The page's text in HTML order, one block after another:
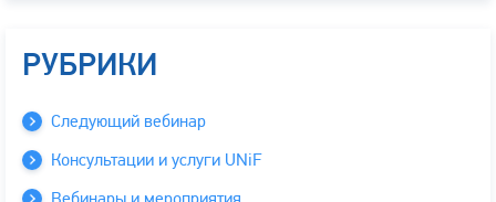
РУБРИКИ
Следующий вебинар
Консультации и услуги UNiF